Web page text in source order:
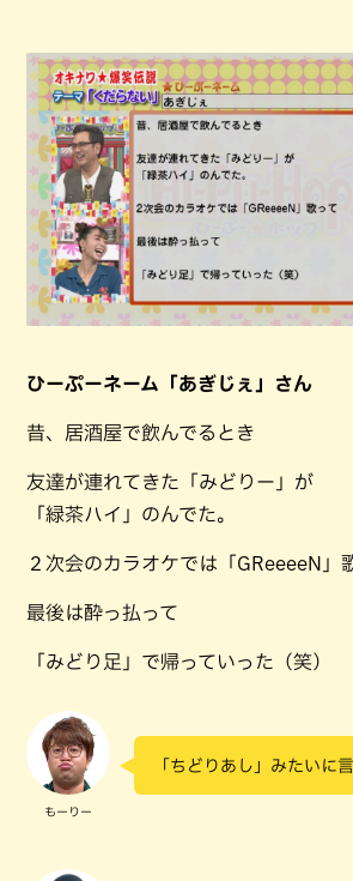
ひーぷーネーム「あぎじぇ」さん
昔、居酒屋で飲んでるとき
友達が連れてきた「みどりー」が
「緑茶ハイ」のんでた。
２次会のカラオケでは「GReeeeN」
最後は酔っ払って
「みどり足」で帰っていった（笑）
もーりー
「ちどりあし」みたいに